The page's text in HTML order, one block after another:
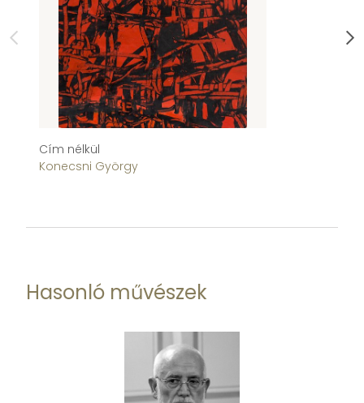
Cím nélkül
Konecsni György
Hasonló művészek